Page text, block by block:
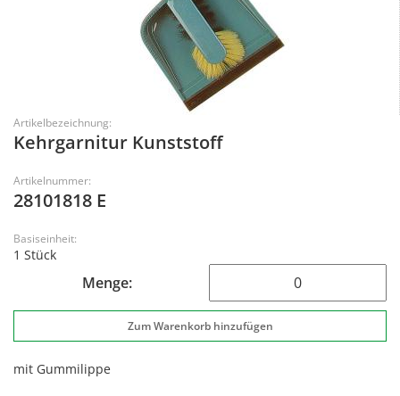
Artikelbezeichnung:
Kehrgarnitur Kunststoff
Artikelnummer:
28101818 E
Basiseinheit:
1 Stück
Menge:
mit Gummilippe